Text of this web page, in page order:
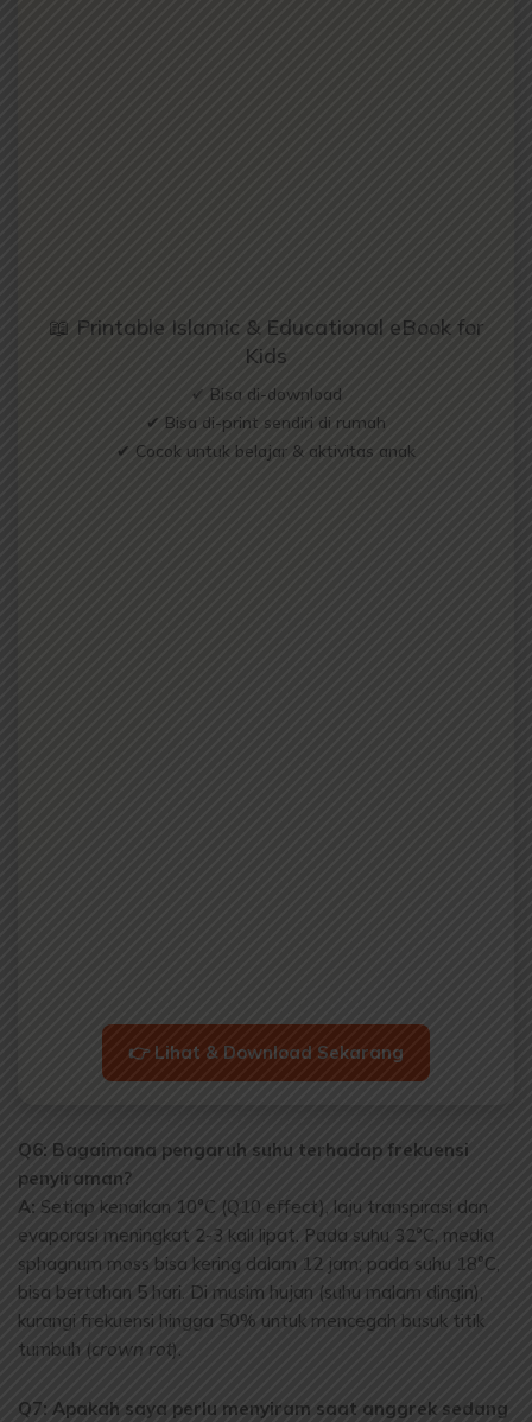
📖 Printable Islamic & Educational eBook for
Kids
✔ Bisa di-download
✔ Bisa di-print sendiri di rumah
✔ Cocok untuk belajar & aktivitas anak
👉 Lihat & Download Sekarang
Q6: Bagaimana pengaruh suhu terhadap frekuensi
penyiraman?
A: Setiap kenaikan 10°C (Q10 effect), laju transpirasi dan
evaporasi meningkat 2-3 kali lipat. Pada suhu 32°C, media
sphagnum moss bisa kering dalam 12 jam; pada suhu 18°C,
bisa bertahan 5 hari. Di musim hujan (suhu malam dingin),
kurangi frekuensi hingga 50% untuk mencegah busuk titik
tumbuh (crown rot).
Q7: Apakah saya perlu menyiram saat anggrek sedang